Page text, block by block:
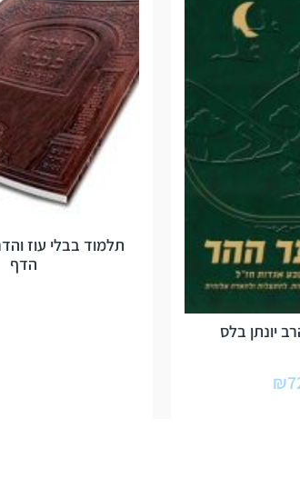
יונתן בלס
₪
תלמוד בבלי עוז
הדף